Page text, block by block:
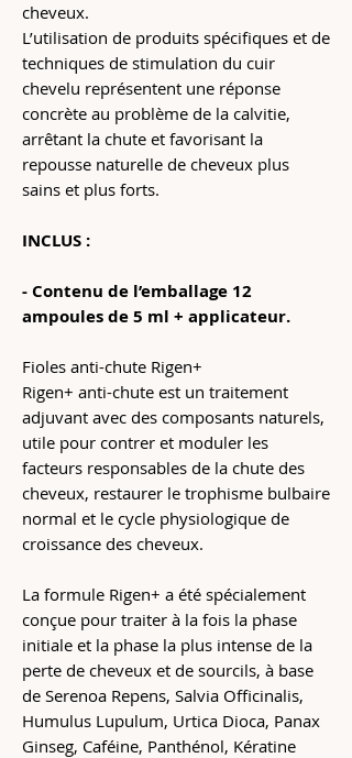
cheveux.
L’utilisation de produits spécifiques et de
techniques de stimulation du cuir
chevelu représentent une réponse
concrète au problème de la calvitie,
arrêtant la chute et favorisant la
repousse naturelle de cheveux plus
sains et plus forts.
INCLUS :
- Contenu de l’emballage 12
ampoules de 5 ml + applicateur.
Fioles anti-chute Rigen+
Rigen+ anti-chute est un traitement
adjuvant avec des composants naturels,
utile pour contrer et moduler les
facteurs responsables de la chute des
cheveux, restaurer le trophisme bulbaire
normal et le cycle physiologique de
croissance des cheveux.
La formule Rigen+ a été spécialement
conçue pour traiter à la fois la phase
initiale et la phase la plus intense de la
perte de cheveux et de sourcils, à base
de Serenoa Repens, Salvia Officinalis,
Humulus Lupulum, Urtica Dioca, Panax
Ginseg, Caféine, Panthénol, Kératine